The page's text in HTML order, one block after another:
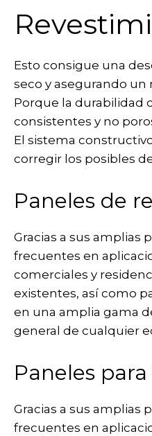
Esto consigue una
seco y asegurando
Porque la durabilidad
consistentes y no
El sistema
corregir los posibles
Paneles de
Gracias a sus amplias
frecuentes en
comerciales y
existentes, así como
en una amplia gama
general de cualquier
Paneles
Gracias a sus amplias
frecuentes en